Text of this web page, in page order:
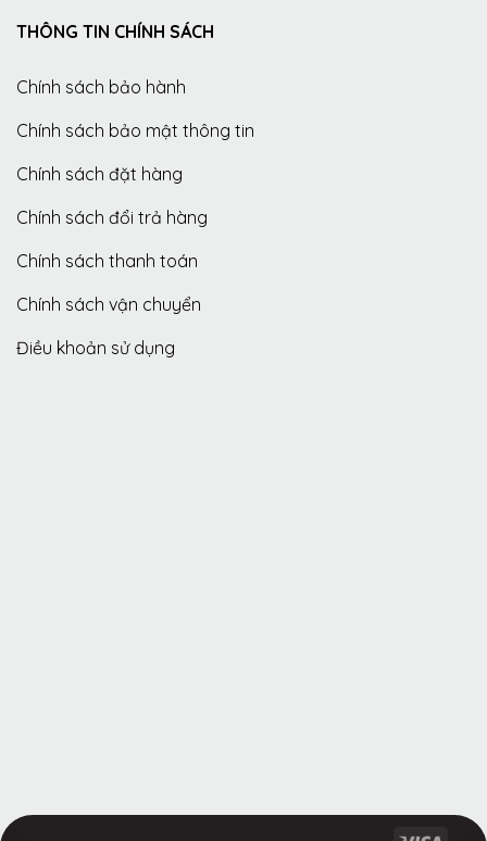
THÔNG TIN CHÍNH SÁCH
Chính sách bảo hành
Chính sách bảo mật thông tin
Chính sách đặt hàng
Chính sách đổi trả hàng
Chính sách thanh toán
Chính sách vận chuyển
Điều khoản sử dụng